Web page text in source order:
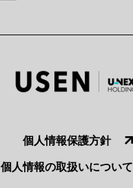
個人情報保護方針
個人情報の取扱いについて